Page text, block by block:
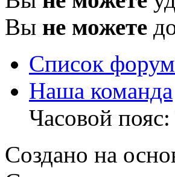
Вы не можете
Список
Наша команда
Часовой
Создано на